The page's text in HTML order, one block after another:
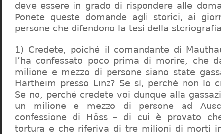
deve essere in grado di rispondere alle
Ponete queste domande agli storici, ai
persone che difendono la tesi della
1) Credete, poiché il comandante di
l’ha confessato poco prima di morire, che
milione e mezzo di persone siano state
Hartheim presso Linz? Se sì, perché non lo
Se no, perché credete voi dunque alla
un milione e mezzo di persone ad
confessione di Höss – di cui è provato
tortura e che riferiva di tre milioni di morti